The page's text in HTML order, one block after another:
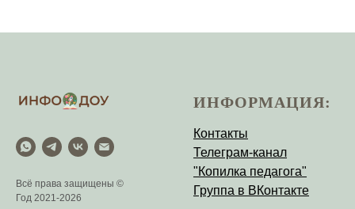
Всё права защищены ©
Год 2021-2026
ИНФОРМАЦИЯ:
Контакты
Телеграм-канал
"Копилка педагога"
Группа в ВКонтакте